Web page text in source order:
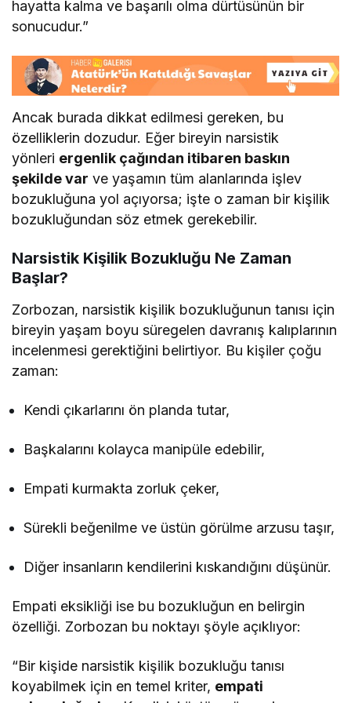
hayatta kalma ve başarılı olma dürtüsünün bir
sonucudur.”
Ancak burada dikkat edilmesi gereken, bu
özelliklerin dozudur. Eğer bireyin narsistik
yönleri ergenlik çağından itibaren baskın
şekilde var ve yaşamın tüm alanlarında işlev
bozukluğuna yol açıyorsa; işte o zaman bir kişilik
bozukluğundan söz etmek gerekebilir.
Narsistik Kişilik Bozukluğu Ne Zaman
Başlar?
Zorbozan, narsistik kişilik bozukluğunun tanısı için
bireyin yaşam boyu süregelen davranış kalıplarının
incelenmesi gerektiğini belirtiyor. Bu kişiler çoğu
zaman:
Kendi çıkarlarını ön planda tutar,
Başkalarını kolayca manipüle edebilir,
Empati kurmakta zorluk çeker,
Sürekli beğenilme ve üstün görülme arzusu taşır,
Diğer insanların kendilerini kıskandığını düşünür.
Empati eksikliği ise bu bozukluğun en belirgin
özelliği. Zorbozan bu noktayı şöyle açıklıyor:
“Bir kişide narsistik kişilik bozukluğu tanısı
koyabilmek için en temel kriter, empati